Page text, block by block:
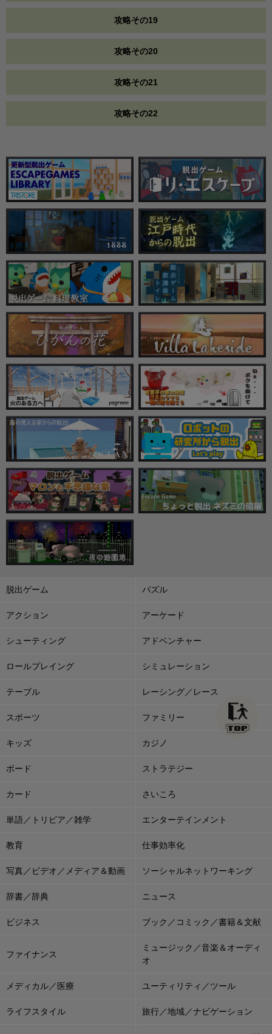
攻略その19
攻略その20
攻略その21
攻略その22
脱出ゲーム パズル
アクション アーケード
シューティング アドベンチャー
ロールプレイング シミュレーション
テーブル レーシング／レース
スポーツ ファミリー
キッズ カジノ
ボード ストラテジー
カード さいころ
単語／トリビア／雑学 エンターテインメント
教育 仕事効率化
写真／ビデオ／メディア＆動画 ソーシャルネットワーキング
辞書／辞典 ニュース
ビジネス ブック／コミック／書籍＆文献
ファイナンス
ミュージック／音楽＆オーディ
オ
メディカル／医療 ユーティリティ／ツール
ライフスタイル 旅行／地域／ナビゲーション